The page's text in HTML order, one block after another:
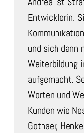
Entwicklerin.
und sich dann
Weiterbildung
aufgemacht.
Worten und
Kunden wie
Gothaer,